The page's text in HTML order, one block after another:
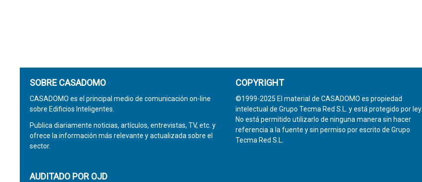
SOBRE CASADOMO
CASADOMO es el principal medio de comunicación on-line
sobre Edificios Inteligentes.
Publica diariamente noticias, artículos, entrevistas, TV, etc. y
ofrece la información más relevante y actualizada sobre el
sector.
AUDITADO POR OJD
COPYRIGHT
©1999-2025 El material de CASADOMO es propiedad
intelectual de Grupo Tecma Red S.L. y está protegido por ley.
No está permitido utilizarlo de ninguna manera sin hacer
referencia a la fuente y sin permiso por escrito de Grupo
Tecma Red S.L.